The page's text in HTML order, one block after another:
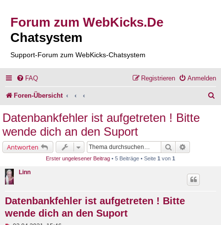
Forum zum WebKicks.De
Chatsystem
Support-Forum zum WebKicks-Chatsystem
FAQ Anmelden
Registrieren
Foren-Übersicht
Datenbankfehler ist aufgetreten ! Bitte
wende dich an den Suport
Antworten Suche
Erster ungelesener Beitrag • 5 Beiträge • Seite 1 von 1
Linn
Datenbankfehler ist aufgetreten ! Bitte
wende dich an den Suport